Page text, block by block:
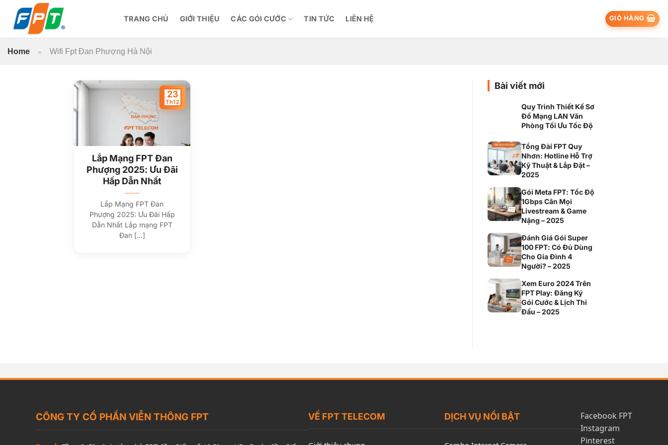
TRANG CHỦ GIỚI THIỆU CÁC GÓI CƯỚC TIN TỨC LIÊN HỆ GIỎ HÀNG
Home » Wifi Fpt Đan Phượng Hà Nội
Lắp Mạng FPT Đan
Phượng 2025: Ưu Đãi
Hấp Dẫn Nhất
Lắp Mạng FPT Đan
Phượng 2025: Ưu Đãi Hấp
Dẫn Nhất Lắp mạng FPT
Đan [...]
23
Th12
Bài viết mới
Quy Trình Thiết Kế Sơ
Đồ Mạng LAN Văn
Phòng Tối Ưu Tốc Độ
Tổng Đài FPT Quy
Nhơn: Hotline Hỗ Trợ
Kỹ Thuật & Lắp Đặt –
2025
Gói Meta FPT: Tốc Độ
1Gbps Cân Mọi
Livestream & Game
Nặng – 2025
Đánh Giá Gói Super
100 FPT: Có Đủ Dùng
Cho Gia Đình 4
Người? – 2025
Xem Euro 2024 Trên
FPT Play: Đăng Ký
Gói Cước & Lịch Thi
Đấu – 2025
CÔNG TY CỔ PHẦN VIỄN THÔNG FPT VỀ FPT TELECOM DỊCH VỤ NỔI BẬT
Facebook FPT
Instagram
Pinterest